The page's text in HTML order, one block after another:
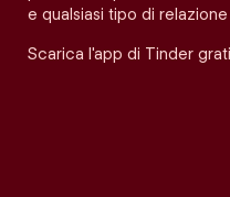
e qualsiasi tipo di
Scarica l'app di Tinder